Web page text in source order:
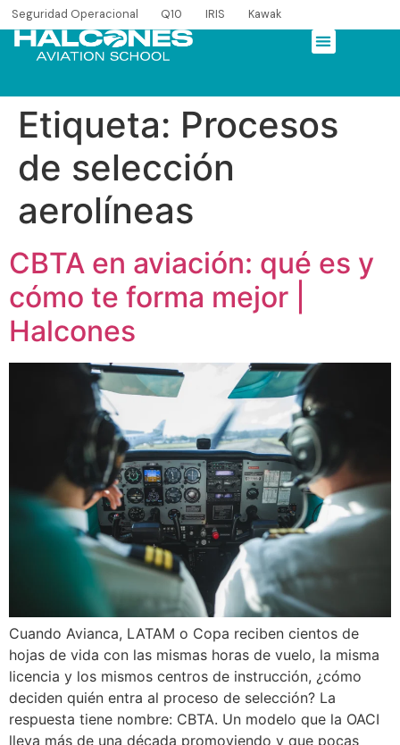
Seguridad Operacional Q10 IRIS Kawak
Etiqueta: Procesos
de selección
aerolíneas
CBTA en aviación: qué es y
cómo te forma mejor |
Halcones
Cuando Avianca, LATAM o Copa reciben cientos de
hojas de vida con las mismas horas de vuelo, la misma
licencia y los mismos centros de instrucción, ¿cómo
deciden quién entra al proceso de selección? La
respuesta tiene nombre: CBTA. Un modelo que la OACI
lleva más de una década promoviendo y que pocas